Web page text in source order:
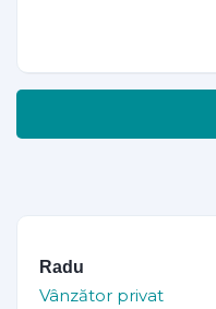
Radu
Vânzător privat